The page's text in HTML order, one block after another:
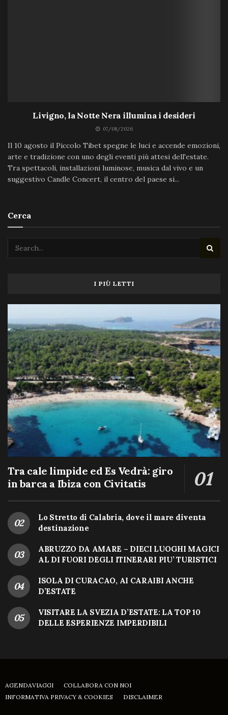
Livigno, la Notte Nera illumina i desideri
07/08/2026
Il 10 agosto il Piccolo Tibet spegne le luci e accende emozioni,
arte e tradizione con uno degli eventi più attesi dell'estate.
Tra spettacoli, installazioni luminose, musica dal vivo e un
suggestivo Candle Concert, il centro del paese si...
Cerca
I PIÙ LETTI
Tra cale limpide ed Es Vedrà: giro
in barca a Ibiza con Civitatis
Lo Stretto di Calabria, dove il mare diventa
destinazione
ABRUZZO DA AMARE – DIECI LUOGHI MAGICI
AL DI FUORI DEGLI ITINERARI PIU’ TURISTICI
ISOLA DI CURACAO, AI CARAIBI ANCHE
D’ESTATE
VISITARE LA SVEZIA D’ESTATE: LA TOP 10
DELLE ESPERIENZE IMPERDIBILI
AGENDAVIAGGI
COLLABORA CON NOI
INFORMATIVA PRIVACY & COOKIES
DISCLAIMER